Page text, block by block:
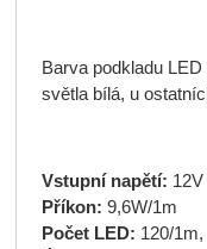
Barva podkladu
světla bílá, u
Vstupní napětí:
Příkon: 9,6W/1m
Počet LED: 120/